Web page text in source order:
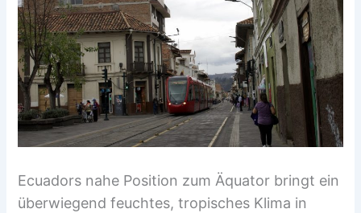
Ecuadors nahe Position zum Äquator bringt ein
überwiegend feuchtes, tropisches Klima in